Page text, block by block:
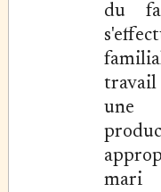
du
travail
une